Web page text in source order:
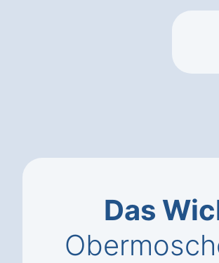
Das